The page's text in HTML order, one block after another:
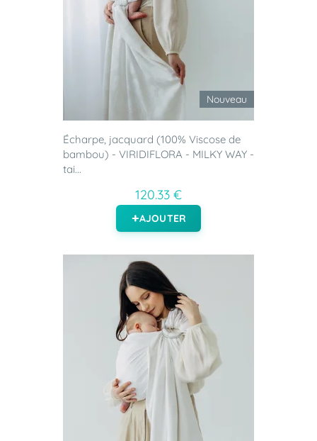
Nouveau
Écharpe, jacquard (100% Viscose de
bambou) - VIRIDIFLORA - MILKY WAY -
tai...
120.33 €
AJOUTER